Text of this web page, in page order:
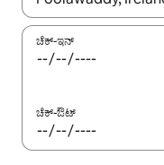
ಚೆಕ್-ಇನ್
ಚೆಕ್-ಔಟ್